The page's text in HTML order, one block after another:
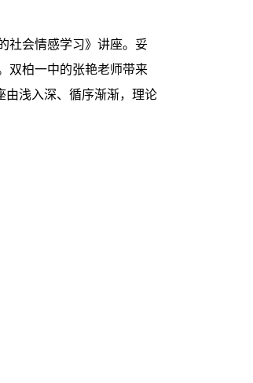
社会情感学习》讲座。妥
双柏一中的张艳老师带来
浅入深、循序渐渐，理论